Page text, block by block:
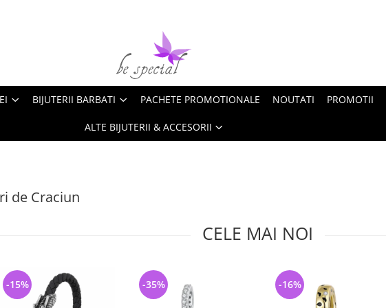
BIJUTERII BARBATI PACHETE PROMOTIONALE NOUTATI PROMOTII
ALTE BIJUTERII & ACCESORII
de Craciun
CELE MAI NOI
-15% -35% -16%